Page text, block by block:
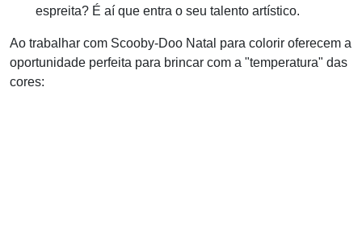
espreita? É aí que entra o seu talento artístico.
Ao trabalhar com Scooby-Doo Natal para colorir oferecem a
oportunidade perfeita para brincar com a "temperatura" das
cores: